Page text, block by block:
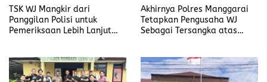
TSK WJ Mangkir dari
Panggilan Polisi untuk
Pemeriksaan Lebih Lanjut
Apa?
Akhirnya Polres Manggarai
Tetapkan Pengusaha WJ
Sebagai Tersangka atas